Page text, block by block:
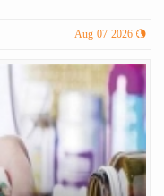
Aug 07 2026